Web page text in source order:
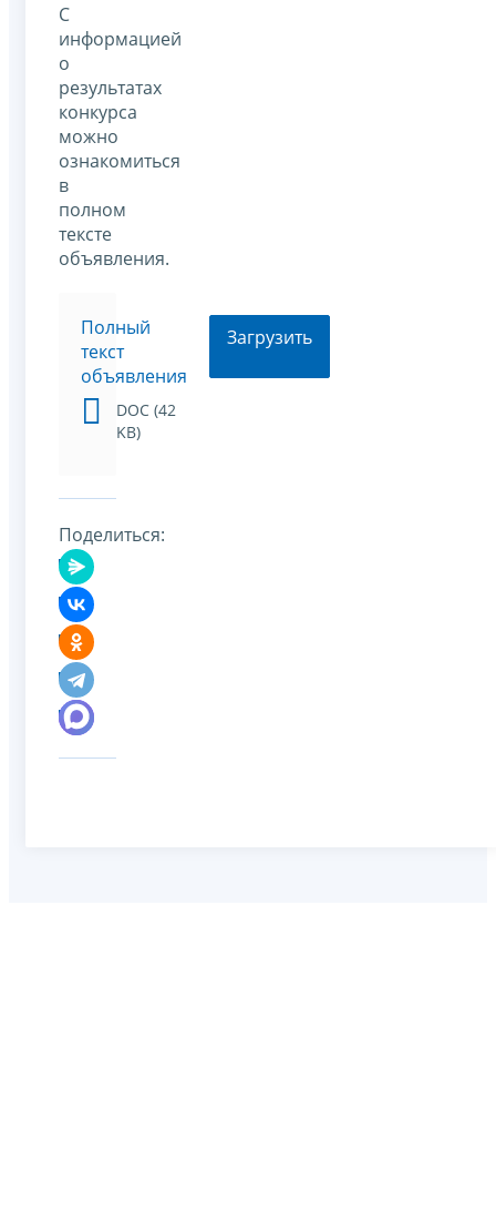
С
информацией
о
результатах
конкурса
можно
ознакомиться
в
полном
тексте
объявления.
Полный
текст
объявления
DOC (42
KB)
Загрузить
Поделиться: